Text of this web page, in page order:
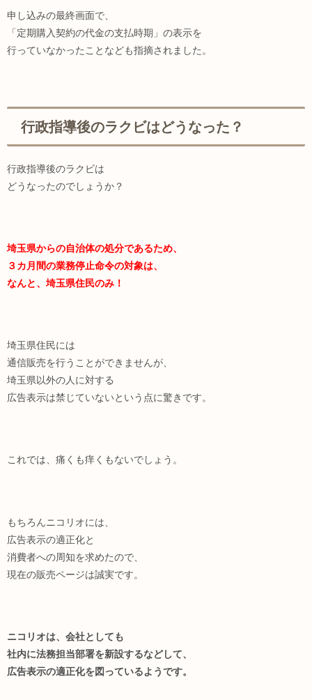
申し込みの最終画面で、
「定期購入契約の代金の支払時期」の表示を
行っていなかったことなども指摘されました。
行政指導後のラクビはどうなった？
行政指導後のラクビは
どうなったのでしょうか？
埼玉県からの自治体の処分であるため、
３カ月間の業務停止命令の対象は、
なんと、埼玉県住民のみ！
埼玉県住民には
通信販売を行うことができませんが、
埼玉県以外の人に対する
広告表示は禁じていないという点に驚きです。
これでは、痛くも痒くもないでしょう。
もちろんニコリオには、
広告表示の適正化と
消費者への周知を求めたので、
現在の販売ページは誠実です。
ニコリオは、会社としても
社内に法務担当部署を新設するなどして、
広告表示の適正化を図っているようです。